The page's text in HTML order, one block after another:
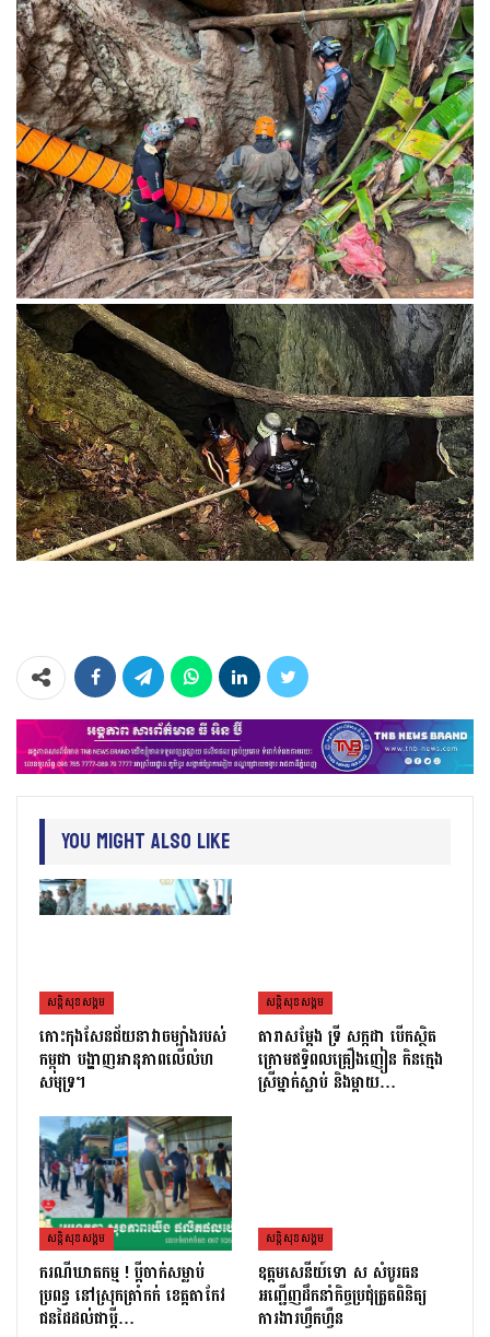
You Might Also Like
សន្តិសុខសង្គម
កោះកុងសែនជ័យនាវាចម្បាំងរបស់
កម្ពុជា បង្ហាញអានុភាពលើលំហ
សមុទ្រ។
សន្តិសុខសង្គម
តារាសម្ដែង ទ្រី សក្កដា បើកស្ថិត
ក្រោមឥទ្ធិពលគ្រឿងញៀន កិនក្មេង
ស្រីម្នាក់ស្លាប់ និងម្ដាយ…
សន្តិសុខសង្គម
ករណីឃាតកម្ម ! ប្ដីចាក់សម្លាប់
ប្រពន្ធ នៅស្រុកត្រាំកក់ ខេត្តតាកែវ
ជនដៃដល់ជាប្ដី…
សន្តិសុខសង្គម
ឧត្តមសេនីយ៍ទោ ស សំបូរធន
អញ្ជើញដឹកនាំកិច្ចប្រជុំត្រួតពិនិត្យ​
ការងារហ្វឹកហ្វឺន